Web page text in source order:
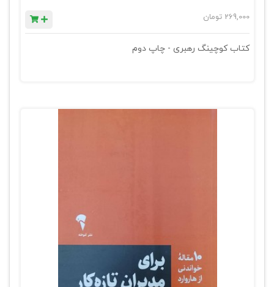
269,000 تومان
کتاب کوچینگ رهبری - چاپ دوم